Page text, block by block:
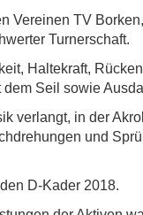
Vereinen TV
Turnerschaft.
Haltekraft,
Seil sowie
verlangt, in der
und
D-Kader 2018.